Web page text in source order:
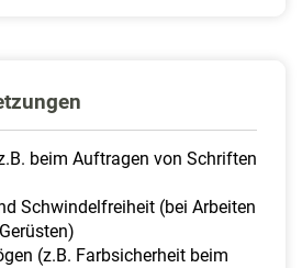
beim Auftragen von Schriften
Schwindelfreiheit (bei Arbeiten
(z.B. Farbsicherheit beim